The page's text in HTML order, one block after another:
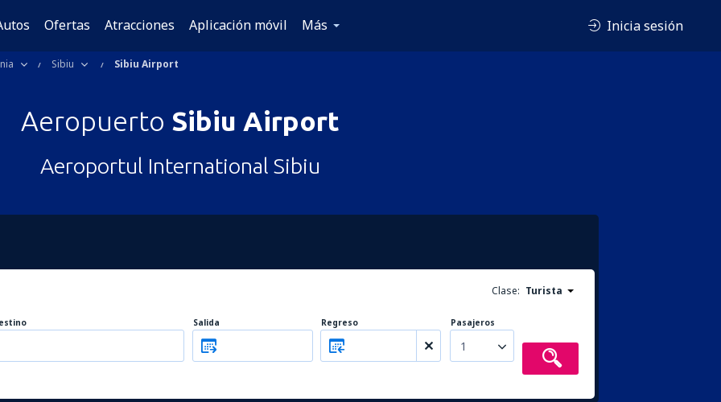
Ofertas Atracciones Aplicación móvil Más Inicia sesión
Sibiu Sibiu Airport
Aeropuerto Sibiu Airport
Aeroportul International Sibiu
Clase: Turista
Salida Regreso Pasajeros
1